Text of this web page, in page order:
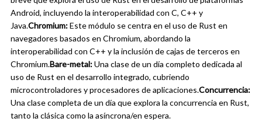
Android, incluyendo la interoperabilidad con C, C++ y
Java.Chromium:Este módulo se centra en el uso de Rust en
navegadores basados en Chromium, abordando la
interoperabilidad con C++ y la inclusión de cajas de terceros en
Chromium.Bare-metal:Una clase de un día completo dedicada al
uso de Rust en el desarrollo integrado, cubriendo
microcontroladores y procesadores de aplicaciones.Concurrencia:
Una clase completa de un día que explora la concurrencia en Rust,
tanto la clásica como la asíncrona/en espera.